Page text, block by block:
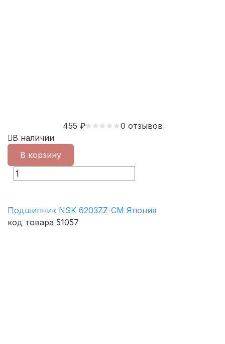
455 ₽
0 отзывов
В наличии
В корзину
Подшипник NSK 6203ZZ-CM Япония
код товара 51057